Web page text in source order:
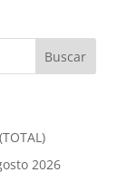
2026